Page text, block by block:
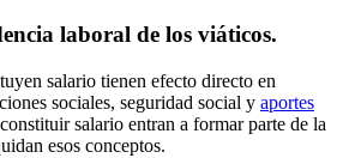
laboral de los viáticos.
salario tienen efecto directo en
sociales, seguridad social y aportes
salario entran a formar parte de la
esos conceptos.